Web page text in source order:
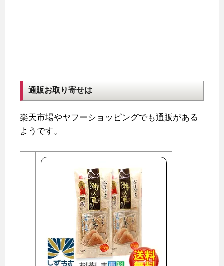
通販お取り寄せは
楽天市場やヤフーショッピングでも通販がある
ようです。